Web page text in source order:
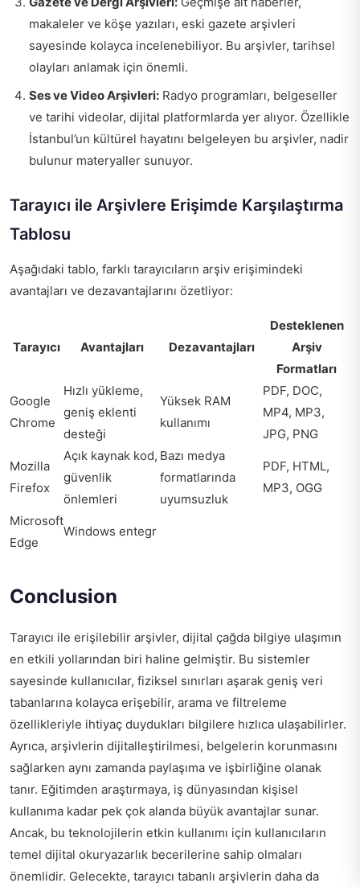
makaleler ve köşe yazıları, eski gazete arşivleri
sayesinde kolayca incelenebiliyor. Bu arşivler, tarihsel
olayları anlamak için önemli.
Ses ve Video Arşivleri: Radyo programları, belgeseller
ve tarihi videolar, dijital platformlarda yer alıyor. Özellikle
İstanbul’un kültürel hayatını belgeleyen bu arşivler, nadir
bulunur materyaller sunuyor.
Tarayıcı ile Arşivlere Erişimde Karşılaştırma
Tablosu
Aşağıdaki tablo, farklı tarayıcıların arşiv erişimindeki
avantajları ve dezavantajlarını özetliyor:
Tarayıcı Avantajları Dezavantajları
Desteklenen
Arşiv
Formatları
Google
Chrome
Hızlı yükleme,
geniş eklenti
desteği
Yüksek RAM
kullanımı
PDF, DOC,
MP4, MP3,
JPG, PNG
Mozilla
Firefox
Açık kaynak kod,
güvenlik
önlemleri
Bazı medya
formatlarında
uyumsuzluk
PDF, HTML,
MP3, OGG
Microsoft
Edge
Windows entegr
Conclusion
Tarayıcı ile erişilebilir arşivler, dijital çağda bilgiye ulaşımın
en etkili yollarından biri haline gelmiştir. Bu sistemler
sayesinde kullanıcılar, fiziksel sınırları aşarak geniş veri
tabanlarına kolayca erişebilir, arama ve filtreleme
özellikleriyle ihtiyaç duydukları bilgilere hızlıca ulaşabilirler.
Ayrıca, arşivlerin dijitalleştirilmesi, belgelerin korunmasını
sağlarken aynı zamanda paylaşıma ve işbirliğine olanak
tanır. Eğitimden araştırmaya, iş dünyasından kişisel
kullanıma kadar pek çok alanda büyük avantajlar sunar.
Ancak, bu teknolojilerin etkin kullanımı için kullanıcıların
temel dijital okuryazarlık becerilerine sahip olmaları
önemlidir. Gelecekte, tarayıcı tabanlı arşivlerin daha da